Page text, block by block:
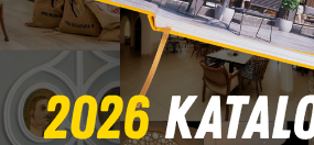
© 2025 Kamsan Sandalye - Bursa İnegöl Mobilya –